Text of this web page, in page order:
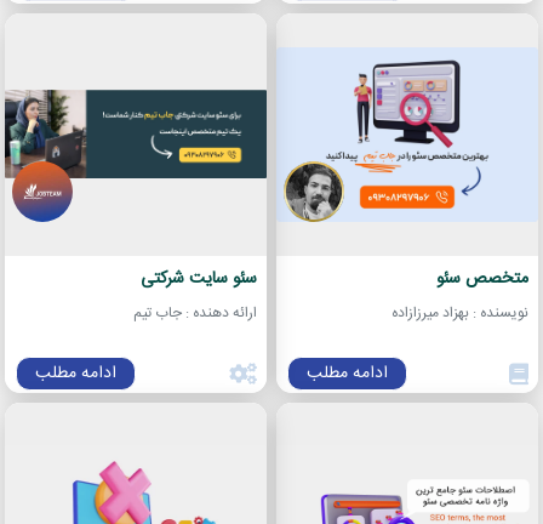
متخصص سئو
نویسنده : بهزاد میرزازاده
ادامه مطلب
سئو سایت شرکتی
ارائه دهنده : جاب تیم
ادامه مطلب